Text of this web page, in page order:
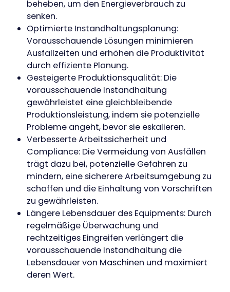
beheben, um den Energieverbrauch zu
senken.
Optimierte Instandhaltungsplanung:
Vorausschauende Lösungen minimieren
Ausfallzeiten und erhöhen die Produktivität
durch effiziente Planung.
Gesteigerte Produktionsqualität: Die
vorausschauende Instandhaltung
gewährleistet eine gleichbleibende
Produktionsleistung, indem sie potenzielle
Probleme angeht, bevor sie eskalieren.
Verbesserte Arbeitssicherheit und
Compliance: Die Vermeidung von Ausfällen
trägt dazu bei, potenzielle Gefahren zu
mindern, eine sicherere Arbeitsumgebung zu
schaffen und die Einhaltung von Vorschriften
zu gewährleisten.
Längere Lebensdauer des Equipments: Durch
regelmäßige Überwachung und
rechtzeitiges Eingreifen verlängert die
vorausschauende Instandhaltung die
Lebensdauer von Maschinen und maximiert
deren Wert.